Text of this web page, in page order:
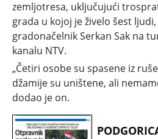
zemljotresa, uključujući
grada u kojoj je živelo šest
gradonačelnik Serkan Sak na
kanalu NTV.
„Četiri osobe su spasene iz
džamije su uništene, ali
dodao je on.